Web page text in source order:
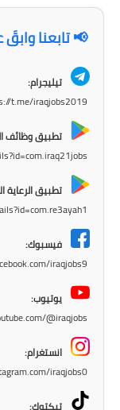
📢 تابعنا
تيليجرام:
t.me/iraqjobs2019
تطبيق وظائف
تطبيق الرعاية
فيسبوك:
iraqjobs9
يوتيوب:
@iraqjobs
انستغرام:
iraqjobs0/